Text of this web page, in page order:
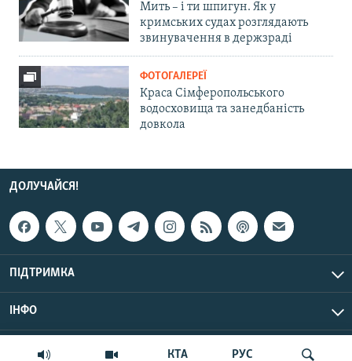
КТА РУС
Мить – і ти шпигун. Як у
кримських судах розглядають
звинувачення в держзраді
ФОТОГАЛЕРЕЇ
Краса Сімферопольського
водосховища та занедбаність
довкола
ДОЛУЧАЙСЯ!
ПІДТРИМКА
ІНФО
© Крим.Реалії, 2026 | Усі права застережено.